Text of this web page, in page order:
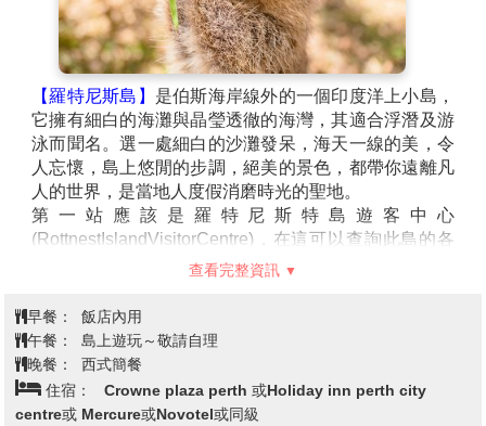
【尖峰石陣Pinnacles】景區沿途風景優美的步行路
徑，探索尖峰石陣古老的石灰岩柱。成千上萬的石柱散
佈沙漠之中，營造出一種如外星人星球般的神秘地貌。
尖峰石陣的石灰石原料來自早期海洋生物的豐富貝類，
這些貝殼被分解成富含石灰的沙子，這些沙子被吹向內
陸，形成高高的移動沙丘，其歷史可追溯至數百萬年
前，當時這裡的沙仍在海底。
第3天 羅特尼斯島一日遊
【羅特尼斯島】是伯斯海岸線外的一個印度洋上小島，